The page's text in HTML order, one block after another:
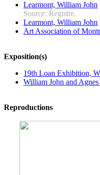
Learmont, William John
Source: Registre.
Learmont, William John
Art Association of
Exposition(s)
19th Loan Exhibition,
William John and
Reproductions